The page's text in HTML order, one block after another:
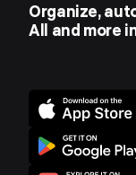
Organize,
All and more